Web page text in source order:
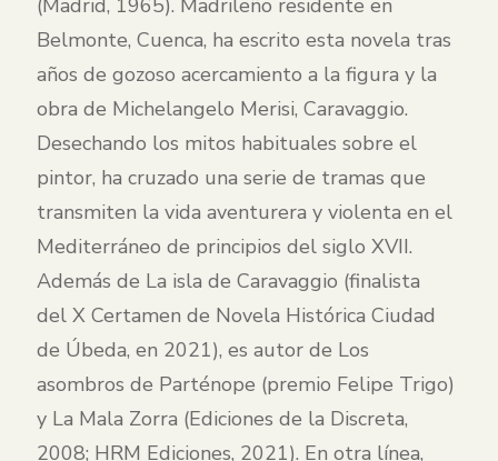
(Madrid, 1965). Madrileño residente en
Belmonte, Cuenca, ha escrito esta novela tras
años de gozoso acercamiento a la figura y la
obra de Michelangelo Merisi, Caravaggio.
Desechando los mitos habituales sobre el
pintor, ha cruzado una serie de tramas que
transmiten la vida aventurera y violenta en el
Mediterráneo de principios del siglo XVII.
Además de La isla de Caravaggio (finalista
del X Certamen de Novela Histórica Ciudad
de Úbeda, en 2021), es autor de Los
asombros de Parténope (premio Felipe Trigo)
y La Mala Zorra (Ediciones de la Discreta,
2008; HRM Ediciones, 2021). En otra línea,